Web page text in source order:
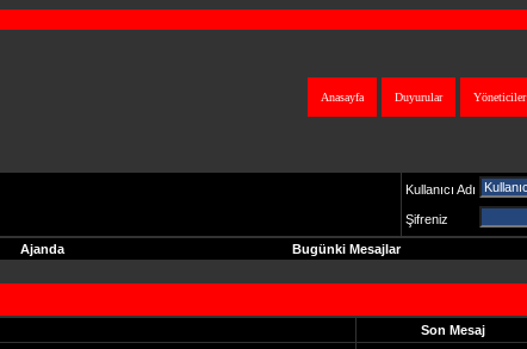
Yöneticiler
Duyurular
Anasayfa
Kullanıcı Adı
Şifreniz
Ajanda Bugünki Mesajlar
Son Mesaj